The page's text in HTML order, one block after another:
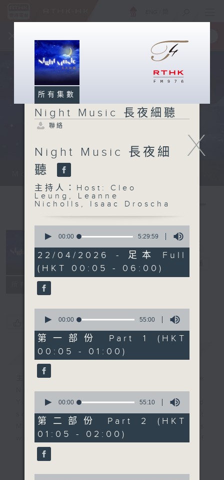
一手掌握 RTHK 電台、電視節目
Monday - Sunday 星期一至日 12am...
所有集數
Night Music
長夜細聽
您喜歡這個節目嗎?
簡介 GIST
主持人：Host: Cleo Leung, Leanne
Nicholls, Isaac Droscha
You will find many soft pieces and
some Chinese works in Night
Music. Friday and Saturday nights
will begin with two hours of
enjoyable jazz music.
When you are alone and sleepless,
X
所有集數
Night Music 長夜細聽
聯絡
Night Music 長夜細
聽
主持人：Host: Cleo
Leung, Leanne
Nicholls, Isaac Droscha
seconds
5
hours,
29
minutes,
59
seconds
00:00 5:29:59
22/04/2026 - 足本 Full
(HKT 00:05 - 06:00)
seconds
55
minutes,
0
seconds
00:00 55:00
第一部份 Part 1 (HKT
00:05 - 01:00)
seconds
55
minutes,
10
seconds
00:00 55:10
第二部份 Part 2 (HKT
01:05 - 02:00)